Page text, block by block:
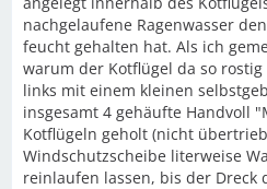
nachgelaufene Ragenwasser
feucht gehalten hat. Als ich
warum der Kotflügel da so
links mit einem kleinen
insgesamt 4 gehäufte Handvoll
Kotflügeln geholt (nicht
Windschutzscheibe literweise
reinlaufen lassen, bis der Dreck